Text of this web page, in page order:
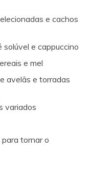
e cachos
e cappuccino
e mel
avelãs e torradas
variados
tornar o